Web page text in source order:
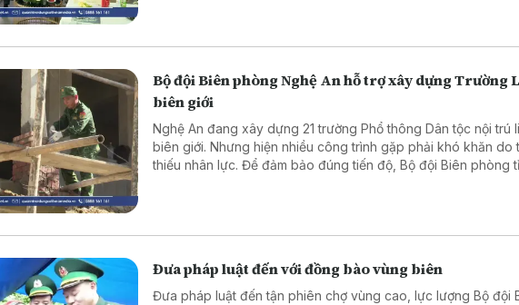
Bộ đội Biên phòng Nghệ An hỗ trợ xây dựng Trường
biên giới
Nghệ An đang xây dựng 21 trường Phổ thông Dân tộc nội trú
biên giới. Nhưng hiện nhiều công trình gặp phải khó khăn do
thiếu nhân lực. Để đảm bảo đúng tiến độ, Bộ đội Biên phòng
Đưa pháp luật đến với đồng bào vùng biên
Đưa pháp luật đến tận phiên chợ vùng cao, lực lượng Bộ đội